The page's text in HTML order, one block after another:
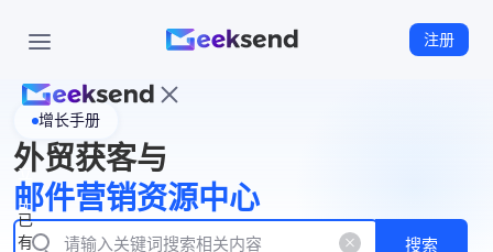
注册
页
WhatsApp
企业号
New
产
品
立
即
注
已
有
增长手册
外贸获客与
邮件营销资源中心
搜索